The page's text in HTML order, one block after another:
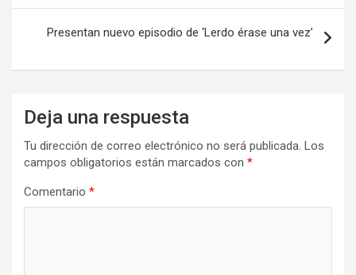
Presentan nuevo episodio de ‘Lerdo érase una vez’
Deja una respuesta
Tu dirección de correo electrónico no será publicada. Los
campos obligatorios están marcados con *
Comentario *